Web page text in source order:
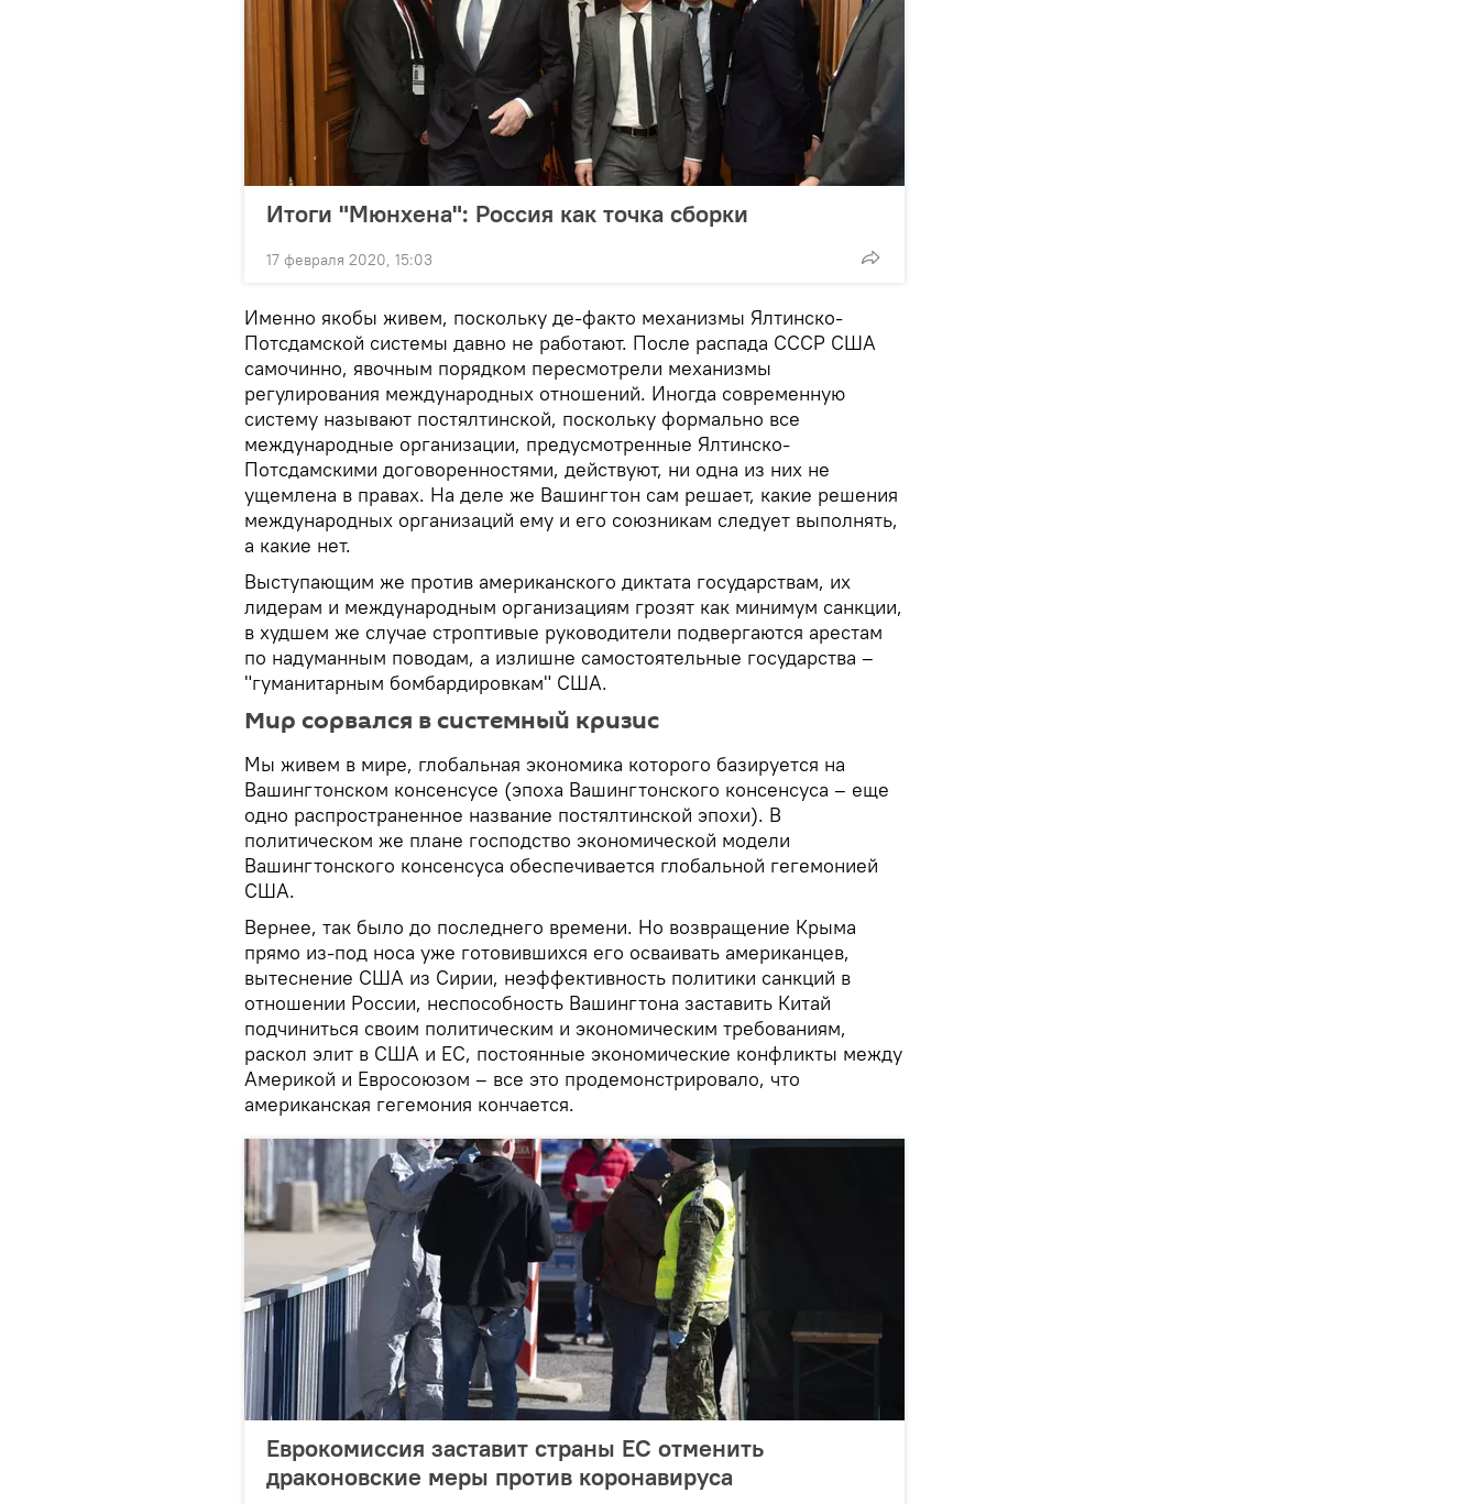
Итоги "Мюнхена": Россия как точка сборки
17 февраля 2020, 15:03
Именно якобы живем, поскольку де-факто механизмы Ялтинско-
Потсдамской системы давно не работают. После распада СССР США
самочинно, явочным порядком пересмотрели механизмы
регулирования международных отношений. Иногда современную
систему называют постялтинской, поскольку формально все
международные организации, предусмотренные Ялтинско-
Потсдамскими договоренностями, действуют, ни одна из них не
ущемлена в правах. На деле же Вашингтон сам решает, какие решения
международных организаций ему и его союзникам следует выполнять,
а какие нет.
Выступающим же против американского диктата государствам, их
лидерам и международным организациям грозят как минимум санкции,
в худшем же случае строптивые руководители подвергаются арестам
по надуманным поводам, а излишне самостоятельные государства –
"гуманитарным бомбардировкам" США.
Мир сорвался в системный кризис
Мы живем в мире, глобальная экономика которого базируется на
Вашингтонском консенсусе (эпоха Вашингтонского консенсуса – еще
одно распространенное название постялтинской эпохи). В
политическом же плане господство экономической модели
Вашингтонского консенсуса обеспечивается глобальной гегемонией
США.
Вернее, так было до последнего времени. Но возвращение Крыма
прямо из-под носа уже готовившихся его осваивать американцев,
вытеснение США из Сирии, неэффективность политики санкций в
отношении России, неспособность Вашингтона заставить Китай
подчиниться своим политическим и экономическим требованиям,
раскол элит в США и ЕС, постоянные экономические конфликты между
Америкой и Евросоюзом – все это продемонстрировало, что
американская гегемония кончается.
Еврокомиссия заставит страны ЕС отменить
драконовские меры против коронавируса